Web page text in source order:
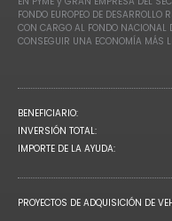
FONDO EUROPEO DE DESARROLLO
CON CARGO AL FONDO NACIONAL
CONSEGUIR UNA ECONOMÍA MÁS
BENEFICIARIO:
INVERSIÓN TOTAL:
IMPORTE DE LA AYUDA:
PROYECTOS DE ADQUISICIÓN DE